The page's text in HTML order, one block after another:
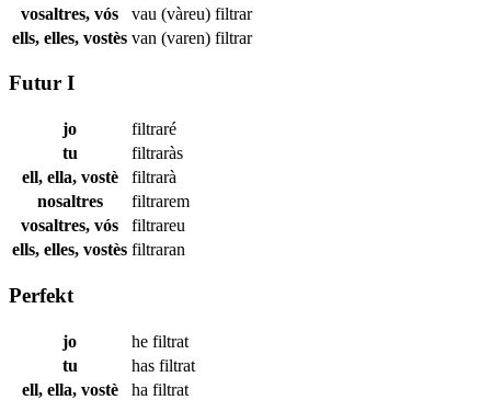
vosaltres, vós
vau (vàreu) filtrar
ells, elles, vostès van (varen) filtrar
Futur I
jo
filtraré
tu
filtraràs
ell, ella, vostè
filtrarà
nosaltres
filtrarem
vosaltres, vós
filtrareu
ells, elles, vostès filtraran
Perfekt
jo he filtrat
tu
has filtrat
ell, ella, vostè
ha filtrat